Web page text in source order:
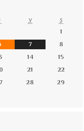
V S
1
7
8
14
15
21
22
28
29